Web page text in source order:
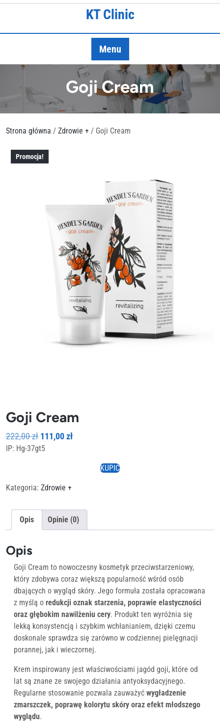
Skip
KT Clinic
Menu
Goji Cream
Strona główna / Zdrowie + / Goji Cream
Promocja!
Goji Cream
222,00zł Pierwotna
cena
111,00złAktualna
111,00 zł.
IP: Hg-37gt5
KUPIĆ
Kategoria: Zdrowie +
Opis Opinie (0)
Opis
Goji Cream to nowoczesny kosmetyk przeciwstarzeniowy,
który zdobywa coraz większą popularność wśród osób
dbających o wygląd skóry. Jego formuła została opracowana
z myślą o redukcji oznak starzenia, poprawie elastyczności
oraz głębokim nawilżeniu cery. Produkt ten wyróżnia się
lekką konsystencją i szybkim wchłanianiem, dzięki czemu
doskonale sprawdza się zarówno w codziennej pielęgnacji
porannej, jak i wieczornej.
Krem inspirowany jest właściwościami jagód goji, które od
lat są znane ze swojego działania antyoksydacyjnego.
Regularne stosowanie pozwala zauważyć wygładzenie
zmarszczek, poprawę kolorytu skóry oraz efekt młodszego
wyglądu.